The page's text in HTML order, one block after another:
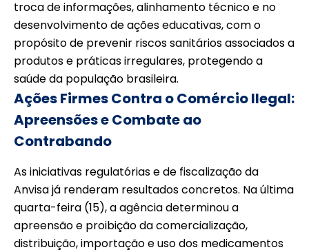
troca de informações, alinhamento técnico e no
desenvolvimento de ações educativas, com o
propósito de prevenir riscos sanitários associados a
produtos e práticas irregulares, protegendo a
saúde da população brasileira.
Ações Firmes Contra o Comércio Ilegal:
Apreensões e Combate ao
Contrabando
As iniciativas regulatórias e de fiscalização da
Anvisa já renderam resultados concretos. Na última
quarta-feira (15), a agência determinou a
apreensão e proibição da comercialização,
distribuição, importação e uso dos medicamentos